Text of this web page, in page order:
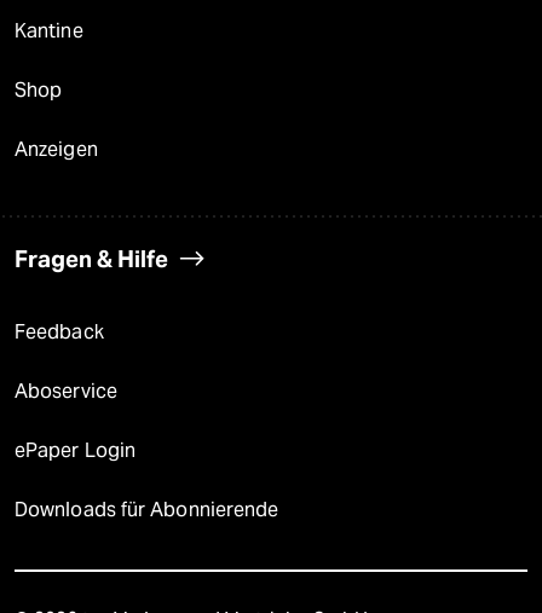
Kantine
Shop
Anzeigen
Fragen & Hilfe
Feedback
Aboservice
ePaper Login
Downloads für Abonnierende